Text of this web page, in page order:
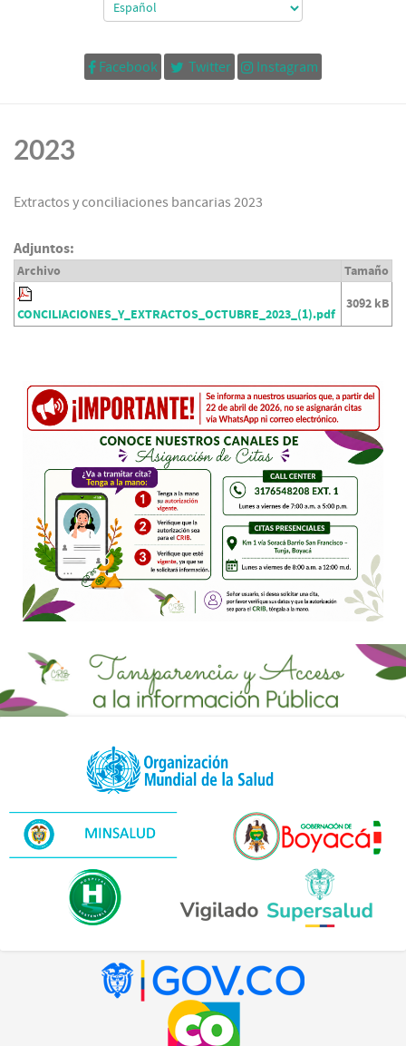
Facebook Twitter Instagram
2023
Extractos y conciliaciones bancarias 2023
Adjuntos:
Archivo Tamaño
CONCILIACIONES_Y_EXTRACTOS_OCTUBRE_2023_(1).pdf
3092 kB